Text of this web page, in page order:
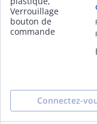
Connectez-